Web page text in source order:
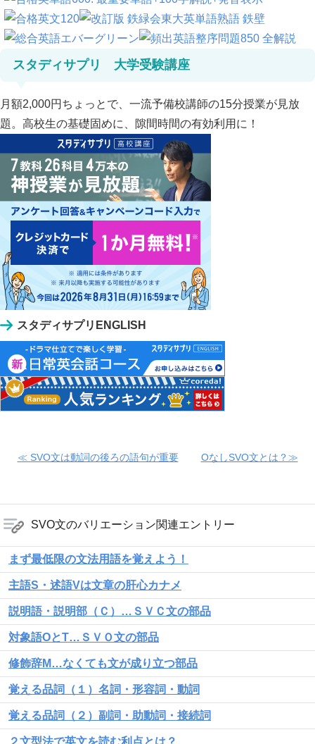
スタディサプリ 大学受験講座
月額2,000円ちょっとで、一流予備校講師の15分授業が見放
題。高校生の基礎固めに、隙間時間の有効利用に！
スタディサプリENGLISH
≪ SVO文は動詞の後ろの語句が重要 OなしSVO文とは？≫
SVO文のバリエーション関連エントリー
まず最低限の文法用語を覚えよう！
主語S・述語Vは文章の肝心カナメ
説明語・説明部（Ｃ）…ＳＶＣ文の部品
対象語OとT…ＳＶＯ文の部品
修飾辞M…なくても文が成り立つ部品
覚える品詞（１）名詞・形容詞・動詞
覚える品詞（２）副詞・助動詞・接続詞
２文型法で英文を読む利点とは？